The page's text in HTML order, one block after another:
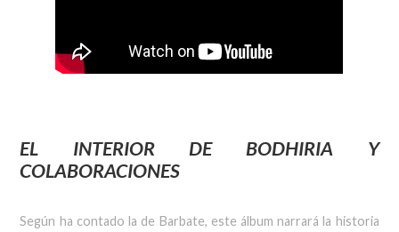
EL INTERIOR DE BODHIRIA Y
COLABORACIONES
Según ha contado la de Barbate, este álbum narrará la historia